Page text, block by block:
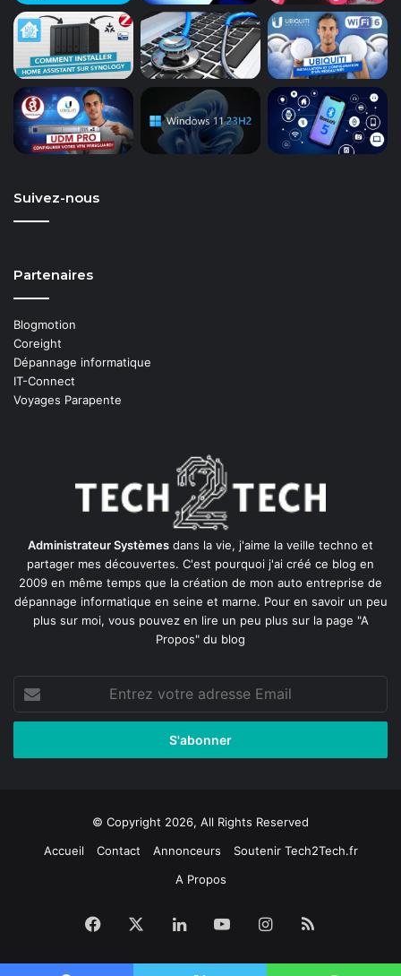
Suivez-nous
Partenaires
Blogmotion
Coreight
Dépannage informatique
IT-Connect
Voyages Parapente
Administrateur Systèmes dans la vie, j'aime la veille techno et
partager mes découvertes. C'est pourquoi j'ai créé ce blog en
2009 en même temps que la création de mon auto entreprise de
dépannage informatique en seine et marne. Pour en savoir un peu
plus sur moi, vous pouvez en lire un peu plus sur la page "A
Propos" du blog
votre
adresse
© Copyright 2026, All Rights Reserved
Accueil
Contact Annonceurs
Soutenir Tech2Tech.fr
A Propos
Facebook LinkedinYouTubeInstagram
RSS